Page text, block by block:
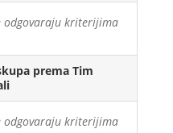
odgovaraju kriterijima
prema Tim
odgovaraju kriterijima